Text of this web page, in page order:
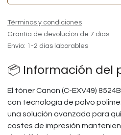
Términos y condiciones
Grantía de devolución de 7 días
Envío: 1-2 días laborables
📦 Información del
El tóner Canon (C-EXV49)
con tecnología de polvo
una solución avanzada para
costes de impresión